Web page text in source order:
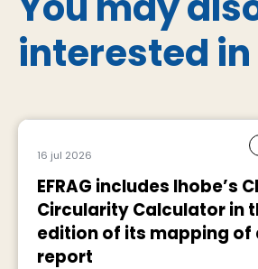
interested in
16 jul 2026
EFRAG includes Ihobe’s
Circularity Calculator in
edition of its mapping
report